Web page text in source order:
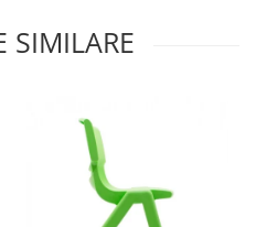
SIMILARE